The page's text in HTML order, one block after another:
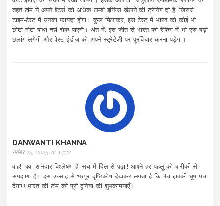
तहत टीम ने अपने बैटर्स को अधिक लम्बी इनिंग्स खेलने की ट्रेनिंग दी है, जिससे
टाइम‑टेस्ट में उनका फायदा होगा। कुल मिलाकर, इस टेस्ट में भारत को कोई भी
छोटी मोटी बाधा नहीं रोक पाएगी। अंत में, इस जीत से भारत की रैंकिंग में भी एक बड़ी
छलांग लगेगी और वेस्ट इंडीज़ को अपने स्ट्रेटेजी पर पुनर्विचार करना पड़ेगा।
DANWANTI KHANNA
नवंबर 25, 2025 at 14:32
वाह!! क्या शानदार विश्लेषण है, सच में दिल से पढ़ा!! आपने हर पहलू को बारीकी से
समझाया है। इस उत्साह से भरपूर दृष्टिकोण देखकर लगता है कि मैच झक्की धूम मचा
देगा!!! भारत की टीम को पूरी दुनिया की शुभकामनाएँ।